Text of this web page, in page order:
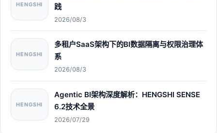
HENGSHI
践
2026/08/3
HENGSHI
多租户SaaS架构下的BI数据隔离与权限治理体
系
2026/08/3
HENGSHI
Agentic BI架构深度解析：HENGSHI SENSE
6.2技术全景
2026/07/29